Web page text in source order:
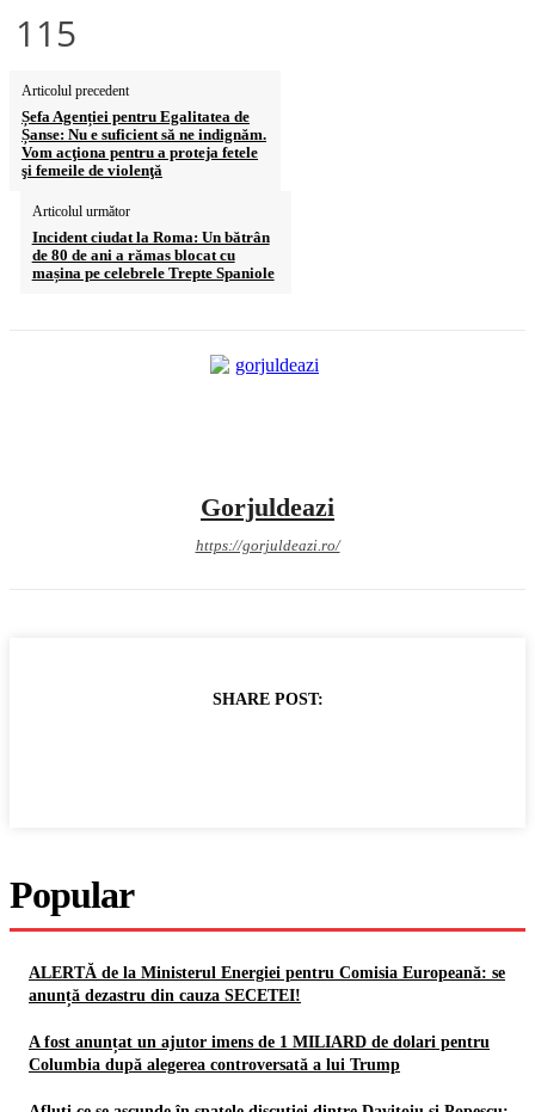
115
Articolul precedent
Șefa Agenției pentru Egalitatea de
Șanse: Nu e suficient să ne indignăm.
Vom acţiona pentru a proteja fetele
şi femeile de violenţă
Articolul următor
Incident ciudat la Roma: Un bătrân
de 80 de ani a rămas blocat cu
mașina pe celebrele Trepte Spaniole
Gorjuldeazi
https://gorjuldeazi.ro/
SHARE POST:
Popular
ALERTĂ de la Ministerul Energiei pentru Comisia Europeană: se
anunță dezastru din cauza SECETEI!
A fost anunțat un ajutor imens de 1 MILIARD de dolari pentru
Columbia după alegerea controversată a lui Trump